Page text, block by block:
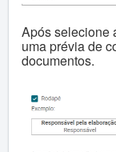
Após selecione
uma prévia de
documentos.